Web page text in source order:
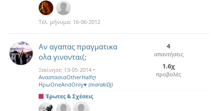
Τελ. μήνυμα: 16-06-2012
Αν αγαπας πραγματικα
ολα γινονται(;
Ξεκίνησε: 13-05-2014 •
ΑναστασιαOtherHalfღ
ΗρωOneAndOnly♥ (marakiDj)
4
απαντήσεις
1.6χ
προβολές
Έρωτες & Σχέσεις